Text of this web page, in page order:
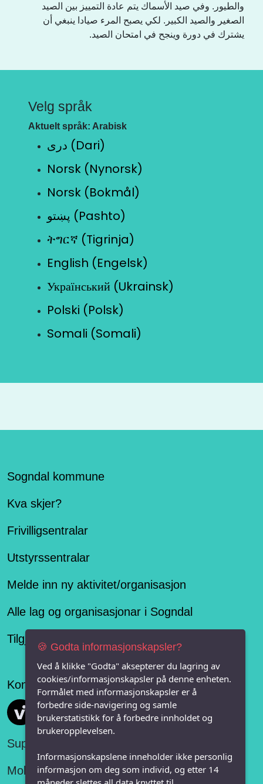
والطيور. وفي صيد الأسماك يتم عادة التمييز بين الصيد
الصغير والصيد الكبير. لكي يصبح المرء صيادا ينبغي أن
يشترك في دورة وينجح في امتحان الصيد.
Velg språk
Aktuelt språk: Arabisk
دری (Dari)
Norsk (Nynorsk)
Norsk (Bokmål)
پښتو (Pashto)
ትግርኛ (Tigrinja)
English (Engelsk)
Український (Ukrainsk)
Polski (Polsk)
Somali (Somali)
Sogndal kommune
Kva skjer?
Frivilligsentralar
Utstyrssentralar
Melde inn ny aktivitet/organisasjon
Alle lag og organisasjonar i Sogndal
Tilgjengelegheitserklæring
Konseptet er levert av
Vi FRITID
Support:
Mobil:
🍪 Godta informasjonskapsler?
Ved å klikke "Godta" aksepterer du lagring av
cookies/informasjonskapsler på denne enheten.
Formålet med informasjonskapsler er å
forbedre side-navigering og samle
brukerstatistikk for å forbedre innholdet og
brukeropplevelsen.
Informasjonskapslene inneholder ikke personlig
informasjon om deg som individ, og etter 14